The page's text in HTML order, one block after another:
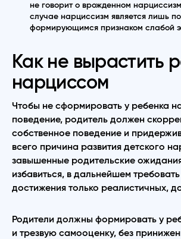
не говорит о врожденном
случае нарциссизм является лишь
формирующимся признаком слабой
Как не вырастить
нарциссом
Чтобы не сформировать у ребенка
поведение, родитель должен
собственное поведение и
всего причина развития детского
завышенные родительские
избавиться, в дальнейшем
достижения только реалистичных,
Родители должны формировать у
и трезвую самооценку, без